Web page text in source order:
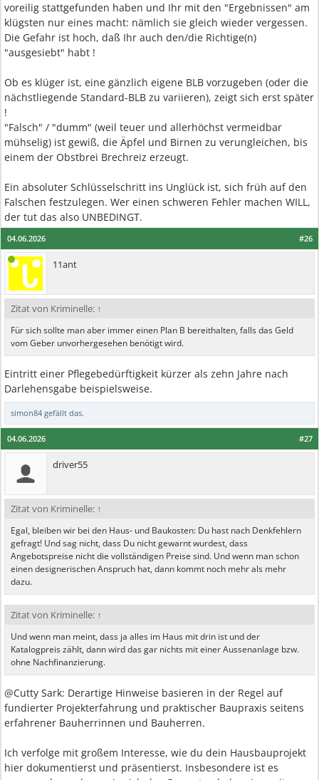
voreilig stattgefunden haben und Ihr mit den "Ergebnissen" am
klügsten nur eines macht: nämlich sie gleich wieder vergessen.
Die Gefahr ist hoch, daß Ihr auch den/die Richtige(n)
"ausgesiebt" habt !
Ob es klüger ist, eine gänzlich eigene BLB vorzugeben (oder die
nächstliegende Standard-BLB zu variieren), zeigt sich erst später
!
"Falsch" / "dumm" (weil teuer und allerhöchst vermeidbar
mühselig) ist gewiß, die Äpfel und Birnen zu verungleichen, bis
einem der Obstbrei Brechreiz erzeugt.
Ein absoluter Schlüsselschritt ins Unglück ist, sich früh auf den
Falschen festzulegen. Wer einen schweren Fehler machen WILL,
der tut das also UNBEDINGT.
#26
04.06.2026
11ant
Zitat von Kriminelle: ↑
Für sich sollte man aber immer einen Plan B bereithalten, falls das Geld
vom Geber unvorhergesehen benötigt wird.
Eintritt einer Pflegebedürftigkeit kürzer als zehn Jahre nach
Darlehensgabe beispielsweise.
simon84 gefällt das.
#27
04.06.2026
driver55
Zitat von Kriminelle: ↑
Egal, bleiben wir bei den Haus- und Baukosten: Du hast nach Denkfehlern
gefragt! Und sag nicht, dass Du nicht gewarnt wurdest, dass
Angebotspreise nicht die vollständigen Preise sind. Und wenn man schon
einen designerischen Anspruch hat, dann kommt noch mehr als mehr
dazu.
Zitat von Kriminelle: ↑
Und wenn man meint, dass ja alles im Haus mit drin ist und der
Katalogpreis zählt, dann wird das gar nichts mit einer Aussenanlage bzw.
ohne Nachfinanzierung.
@Cutty Sark: Derartige Hinweise basieren in der Regel auf
fundierter Projekterfahrung und praktischer Baupraxis seitens
erfahrener Bauherrinnen und Bauherren.
Ich verfolge mit großem Interesse, wie du dein Hausbauprojekt
hier dokumentierst und präsentierst. Insbesondere ist es